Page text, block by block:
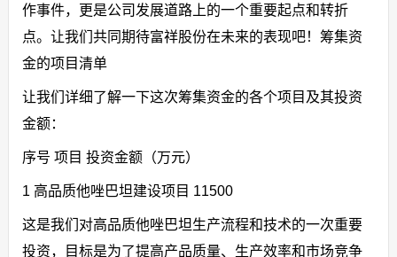
作事件，更是公司发展道路上的一个重要起点和转折
点。让我们共同期待富祥股份在未来的表现吧！筹集资
金的项目清单
让我们详细了解一下这次筹集资金的各个项目及其投资
金额：
序号 项目 投资金额（万元）
1 高品质他唑巴坦建设项目 11500
这是我们对高品质他唑巴坦生产流程和技术的一次重要
投资，目标是为了提高产品质量、生产效率和市场竞争